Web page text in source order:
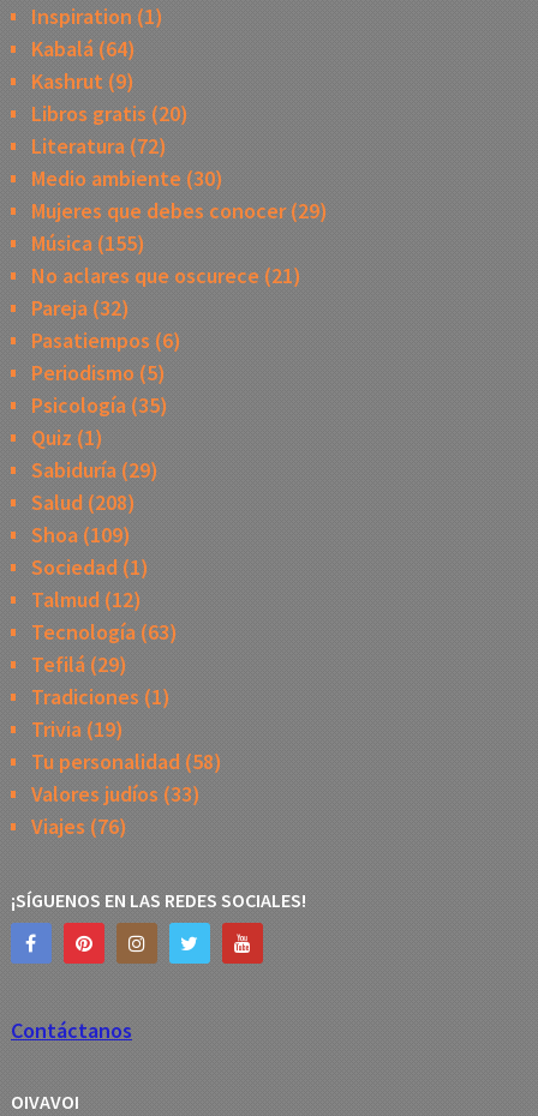
Inspiration (1)
Kabalá(64)
Kashrut (9)
Libros gratis (20)
Literatura(72)
Medio ambiente (30)
Mujeres que debes conocer(29)
Música(155)
No aclares que oscurece (21)
Pareja(32)
Pasatiempos (6)
Periodismo (5)
Psicología(35)
Quiz (1)
Sabiduría(29)
Salud (208)
Shoa(109)
Sociedad(1)
Talmud (12)
Tecnología(63)
Tefilá(29)
Tradiciones (1)
Trivia(19)
Tu personalidad(58)
Valores judíos (33)
Viajes (76)
¡SÍGUENOS EN LAS REDES SOCIALES!
Contáctanos
OIVAVOI